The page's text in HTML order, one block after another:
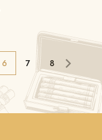
6 7 8